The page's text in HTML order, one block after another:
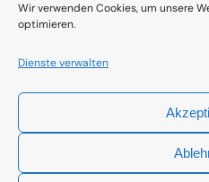
Wir verwenden Cookies, um unsere
optimieren.
Dienste verwalten
Kontakt
Datenschutzerklärung